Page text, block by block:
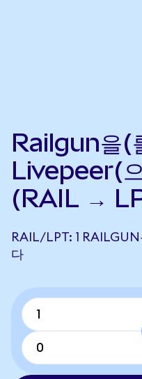
Railgun을(
Livepeer(
(RAIL →
RAIL/LPT: 1 RAILGUN
다